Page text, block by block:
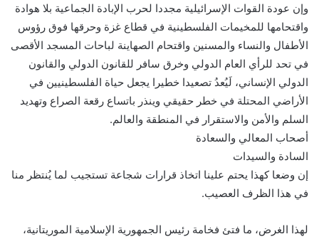
وإن عودة القوات الإسرائيلية مجددا لحرب الإبادة الجماعية بلا هوادة
واقتحامها للمخيمات الفلسطينية في قطاع غزة وحرقها فوق رؤوس
الأطفال والنساء والمسنين واقتحام الصهاينة لباحات المسجد الأقصى
في تحد للرأي العام الدولي وخرق سافر للقانون الدولي والقانون
الدولي الإنساني، لَيُعدُ تصعيدا خطيرا يجعل حياة الفلسطينيين في
الأراضي المحتلة في خطر حقيقي وينذر باتساع رقعة الصراع وتهديد
السلم والأمن والاستقرار في المنطقة والعالم.
أصحاب المعالي والسعادة
السادة والسيدات
إن وضعا كهذا يحتم علينا اتخاذ قرارات شجاعة تستجيب لما يُنتظر منا
في هذا الظرف العصيب.
لهذا الغرض، ما فتئ فخامة رئيس الجمهورية الإسلامية الموريتانية،